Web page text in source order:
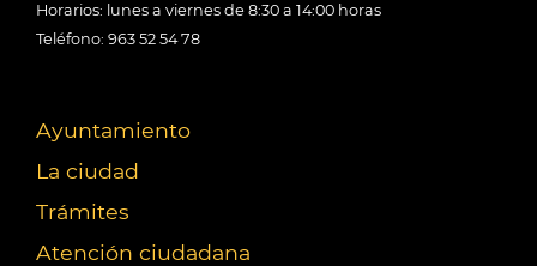
Horarios: lunes a viernes de 8:30 a 14:00 horas
Teléfono: 963 52 54 78
Ayuntamiento
La ciudad
Trámites
Atención ciudadana